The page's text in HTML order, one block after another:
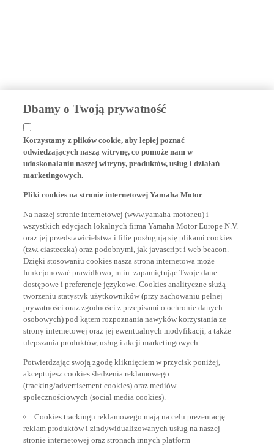
Dbamy o Twoją prywatność
Korzystamy z plików cookie, aby lepiej poznać
odwiedzających naszą witrynę, co pomoże nam w
udoskonalaniu naszej witryny, produktów, usług i działań
marketingowych.
Pliki cookies na stronie internetowej Yamaha Motor
Na naszej stronie internetowej (www.yamaha-motor.eu) i
wszystkich edycjach lokalnych firma Yamaha Motor Europe N.V.
oraz jej przedstawicielstwa i filie posługują się plikami cookies
(tzw. ciasteczka) oraz podobnymi, jak javascript i web beacon.
Dzięki stosowaniu cookies nasza strona internetowa może
funkcjonować prawidłowo, m.in. zapamiętując Twoje dane
dostępowe i preferencje językowe. Cookies analityczne służą
tworzeniu statystyk użytkowników (przy zachowaniu pełnej
prywatności oraz zgodności z przepisami o ochronie danych
osobowych) pod kątem rozpoznania nawyków korzystania ze
strony internetowej oraz jej ewentualnych modyfikacji, a także
ulepszania produktów, usług i akcji marketingowych.
Potwierdzając swoją zgodę kliknięciem w przycisk poniżej,
akceptujesz cookies śledzenia reklamowego
(tracking/advertisement cookies) oraz mediów
społecznościowych (social media cookies).
Cookies trackingu reklamowego mają na celu prezentację
reklam produktów i zindywidualizowanych usług na naszej
stronie internetowej oraz stronach innych platform